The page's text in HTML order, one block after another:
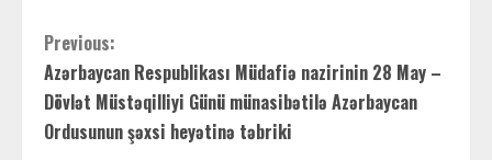
C
o
n
Previous:
Azərbaycan Respublikası Müdafiə nazirinin 28 May –
Dövlət Müstəqilliyi Günü münasibətilə Azərbaycan
Ordusunun şəxsi heyətinə təbriki